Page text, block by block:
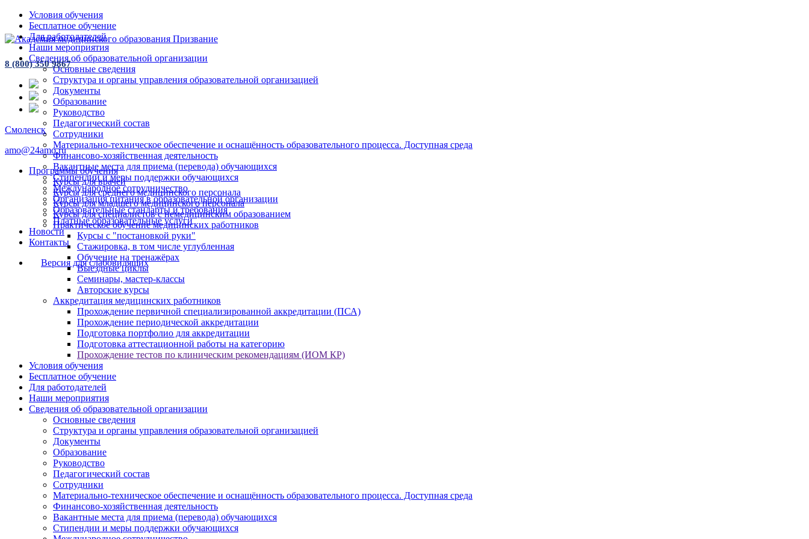
Условия обучения
Бесплатное обучение
Для работодателей
Наши мероприятия
Сведения об образовательной организации
Основные сведения
Структура и органы управления образовательной организацией
Документы
Образование
Руководство
Педагогический состав
Сотрудники
Материально-техническое обеспечение и оснащённость образовательного процесса. Доступная среда
Финансово-хозяйственная деятельность
Вакантные места для приема (перевода) обучающихся
Стипендии и меры поддержки обучающихся
Международное сотрудничество
Организация питания в образовательной организации
Образовательные стандарты и требования
Платные образовательные услуги
Новости
Контакты
Версия для слабовидящих
8 (800) 350 9867
Смоленск
amo@24amo.ru
Программы обучения
Курсы для врачей
Курсы для среднего медицинского персонала
Курсы для младшего медицинского персонала
Курсы для специалистов с немедицинским образованием
Практическое обучение медицинских работников
Курсы с "постановкой руки"
Стажировка, в том числе углубленная
Обучение на тренажёрах
Выездные циклы
Семинары, мастер-классы
Авторские курсы
Аккредитация медицинских работников
Прохождение первичной специализированной аккредитации (ПСА)
Прохождение периодической аккредитации
Подготовка портфолио для аккредитации
Подготовка аттестационной работы на категорию
Прохождение тестов по клиническим рекомендациям (ИОМ КР)
Условия обучения
Бесплатное обучение
Для работодателей
Наши мероприятия
Сведения об образовательной организации
Основные сведения
Структура и органы управления образовательной организацией
Документы
Образование
Руководство
Педагогический состав
Сотрудники
Материально-техническое обеспечение и оснащённость образовательного процесса. Доступная среда
Финансово-хозяйственная деятельность
Вакантные места для приема (перевода) обучающихся
Стипендии и меры поддержки обучающихся